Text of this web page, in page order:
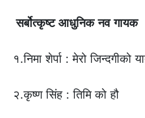
सर्बोत्कृष्ट आधुनिक नव गायक
१.निमा शेर्पा : मेरो जिन्दगीको
२.कृष्ण सिंह : तिमि को हौ